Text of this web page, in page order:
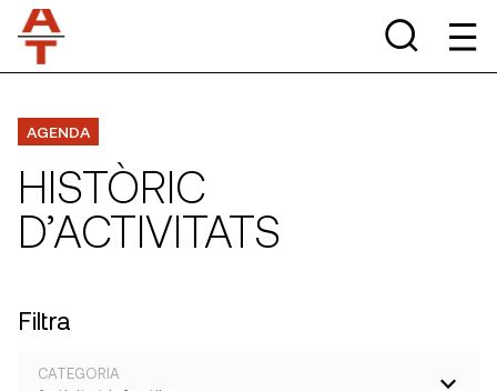
AGENDA
HISTÒRIC
D’ACTIVITATS
Filtra
CATEGORIA